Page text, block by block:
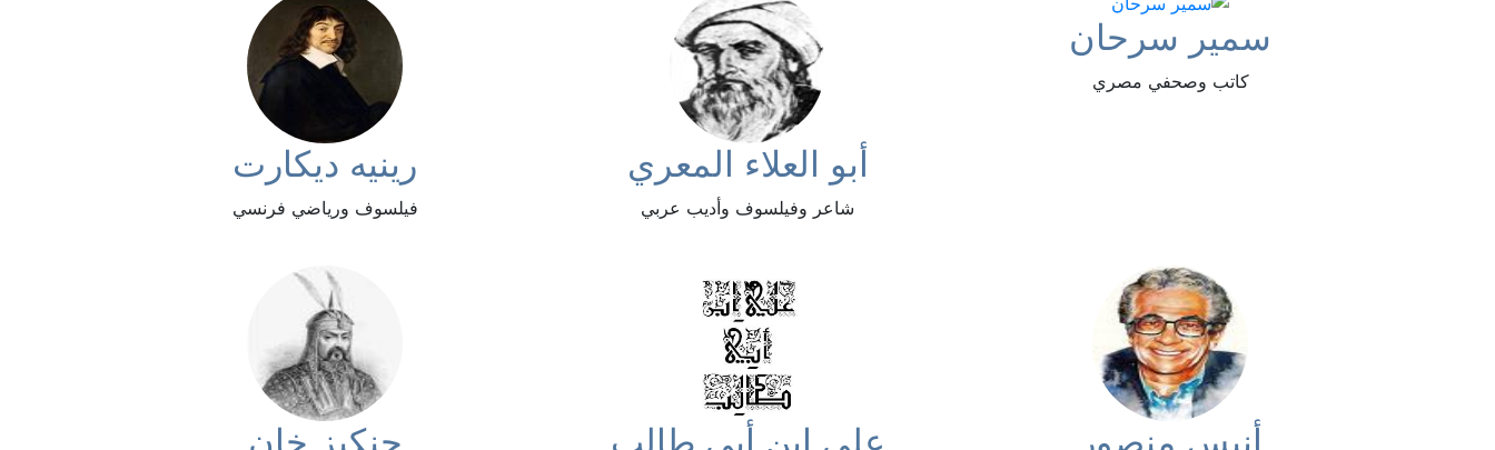
سمير سرحان
كاتب وصحفي مصري
أبو العلاء المعري
شاعر وفيلسوف وأديب عربي
رينيه ديكارت
فيلسوف ورياضي فرنسي